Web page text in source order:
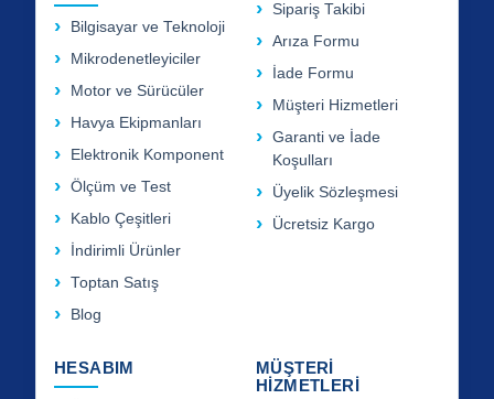
Bilgisayar ve Teknoloji
Mikrodenetleyiciler
Motor ve Sürücüler
Havya Ekipmanları
Elektronik Komponent
Ölçüm ve Test
Kablo Çeşitleri
İndirimli Ürünler
Toptan Satış
Blog
Sipariş Takibi
Arıza Formu
İade Formu
Müşteri Hizmetleri
Garanti ve İade
Koşulları
Üyelik Sözleşmesi
Ücretsiz Kargo
HESABIM
MÜŞTERİ
HİZMETLERİ